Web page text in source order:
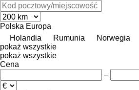
Polska Europa
Holandia
Rumunia Norwegia
pokaż wszystkie
pokaż wszystkie
Cena
–